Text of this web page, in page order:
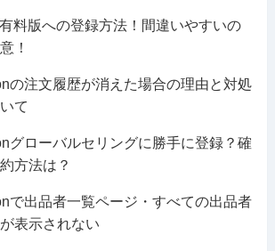
料版への登録方法！間違いやすいの
！
の注文履歴が消えた場合の理由と対処
て
グローバルセリングに勝手に登録？確
方法は？
で出品者一覧ページ・すべての出品者
表示されない